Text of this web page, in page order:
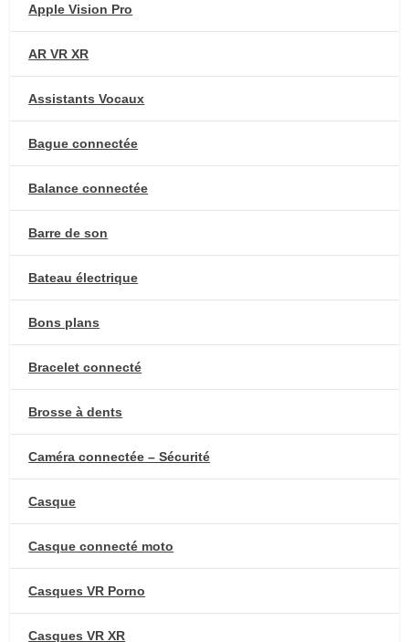
Apple Vision Pro
AR VR XR
Assistants Vocaux
Bague connectée
Balance connectée
Barre de son
Bateau électrique
Bons plans
Bracelet connecté
Brosse à dents
Caméra connectée – Sécurité
Casque
Casque connecté moto
Casques VR Porno
Casques VR XR